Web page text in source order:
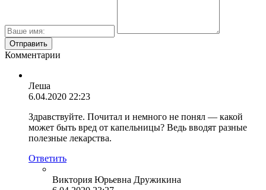
Комментарии
Леша
6.04.2020 22:23
Здравствуйте. Почитал и немного не понял — какой
может быть вред от капельницы? Ведь вводят разные
полезные лекарства.
Ответить
Виктория Юрьевна Дружикина